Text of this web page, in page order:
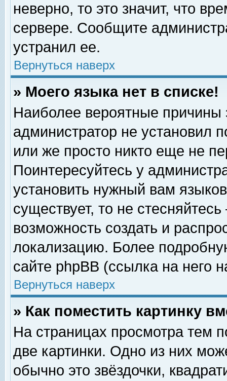
неверно, то это значит, что
сервере. Сообщите
устранил ее.
Вернуться наверх
» Моего языка нет в списке!
Наиболее вероятные причины
администратор не установил
или же просто никто еще не
Поинтересуйтесь у
установить нужный вам
существует, то не
возможность создать и
локализацию. Более
сайте phpBB (ссылка на него
Вернуться наверх
» Как поместить картинку
На страницах просмотра тем
две картинки. Одно из них
обычно это звёздочки,